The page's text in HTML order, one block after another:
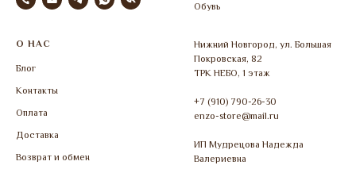
Обувь
О НАС
Блог
Контакты
Оплата
Доставка
Возврат и обмен
Нижний Новгород, ул. Большая
Покровская, 82
ТРК НЕБО, 1 этаж
+7 (910) 790-26-30
enzo-store@mail.ru
ИП Мудрецова Надежда
Валериевна